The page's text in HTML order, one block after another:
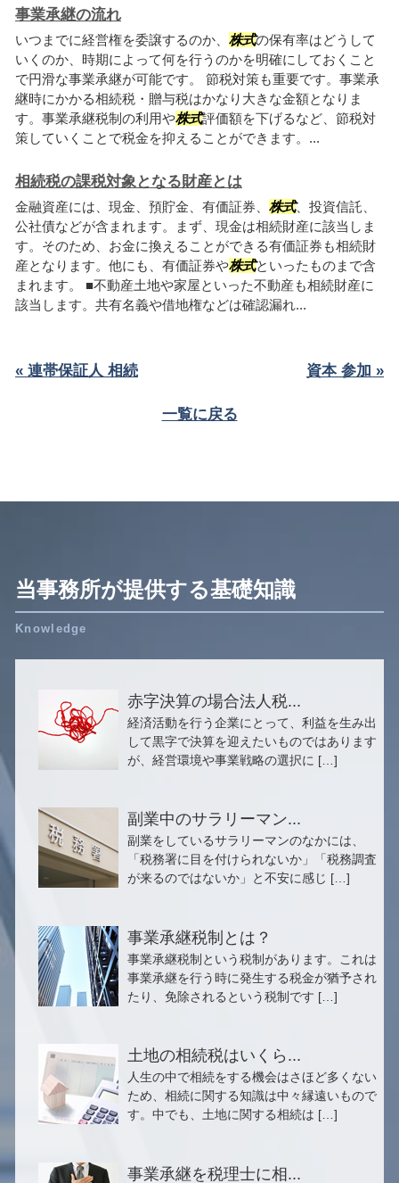
事業承継の流れ
いつまでに経営権を委譲するのか、 株式の保有率はどうして
いくのか、時期によって何を行うのかを明確にしておくこと
で円滑な事業承継が可能です。 節税対策も重要です。事業承
継時にかかる相続税・贈与税はかなり大きな金額となりま
す。事業承継税制の利用や株式評価額を下げるなど、節税対
策していくことで税金を抑えることができます。...
相続税の課税対象となる財産とは
金融資産には、現金、預貯金、有価証券、 株式、投資信託、
公社債などが含まれます。まず、現金は相続財産に該当しま
す。そのため、お金に換えることができる有価証券も相続財
産となります。他にも、有価証券や株式といったものまで含
まれます。 ■不動産土地や家屋といった不動産も相続財産に
該当します。共有名義や借地権などは確認漏れ...
« 連帯保証人 相続 資本 参加 »
一覧に戻る
当事務所が提供する基礎知識
赤字決算の場合法人税...
経済活動を行う企業にとって、利益を生み出
して黒字で決算を迎えたいものではあります
が、経営環境や事業戦略の選択に […]
副業中のサラリーマン...
副業をしているサラリーマンのなかには、
「税務署に目を付けられないか」「税務調査
が来るのではないか」と不安に感じ […]
事業承継税制とは？
事業承継税制という税制があります。これは
事業承継を行う時に発生する税金が猶予され
たり、免除されるという税制です […]
土地の相続税はいくら...
人生の中で相続をする機会はさほど多くない
ため、相続に関する知識は中々縁遠いもので
す。中でも、土地に関する相続は […]
事業承継を税理士に相...